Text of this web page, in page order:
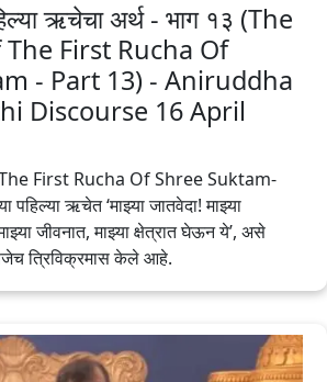
ऋचेचा अर्थ - भाग १३ (The
First Rucha Of
- Part 13) - Aniruddha
Discourse 16 April
First Rucha Of Shree Suktam-
पहिल्या ऋचेत ‘माझ्या जातवेदा! माझ्या
जीवनात, माझ्या क्षेत्रात घेऊन ये’, असे
त्रिविक्रमास केले आहे.